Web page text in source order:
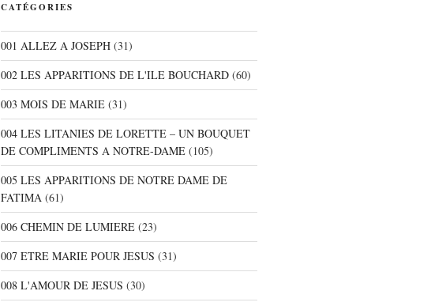
CATÉGORIES
001 ALLEZ A JOSEPH(31)
002 LES APPARITIONS DE L'ILE BOUCHARD(60)
003 MOIS DE MARIE(31)
004 LES LITANIES DE LORETTE – UN BOUQUET
DE COMPLIMENTS A NOTRE-DAME(105)
005 LES APPARITIONS DE NOTRE DAME DE
FATIMA(61)
006 CHEMIN DE LUMIERE(23)
007 ETRE MARIE POUR JESUS (31)
008 L'AMOUR DE JESUS (30)